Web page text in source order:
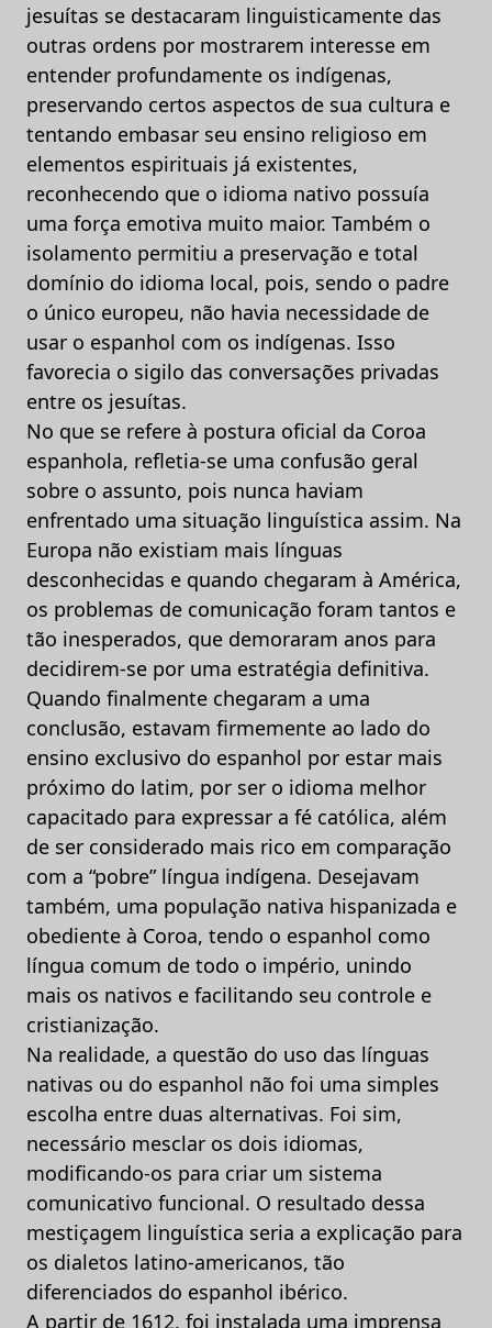
jesuítas se destacaram linguisticamente das
outras ordens por mostrarem interesse em
entender profundamente os indígenas,
preservando certos aspectos de sua cultura e
tentando embasar seu ensino religioso em
elementos espirituais já existentes,
reconhecendo que o idioma nativo possuía
uma força emotiva muito maior. Também o
isolamento permitiu a preservação e total
domínio do idioma local, pois, sendo o padre
o único europeu, não havia necessidade de
usar o espanhol com os indígenas. Isso
favorecia o sigilo das conversações privadas
entre os jesuítas.
No que se refere à postura oficial da Coroa
espanhola, refletia-se uma confusão geral
sobre o assunto, pois nunca haviam
enfrentado uma situação linguística assim. Na
Europa não existiam mais línguas
desconhecidas e quando chegaram à América,
os problemas de comunicação foram tantos e
tão inesperados, que demoraram anos para
decidirem-se por uma estratégia definitiva.
Quando finalmente chegaram a uma
conclusão, estavam firmemente ao lado do
ensino exclusivo do espanhol por estar mais
próximo do latim, por ser o idioma melhor
capacitado para expressar a fé católica, além
de ser considerado mais rico em comparação
com a “pobre” língua indígena. Desejavam
também, uma população nativa hispanizada e
obediente à Coroa, tendo o espanhol como
língua comum de todo o império, unindo
mais os nativos e facilitando seu controle e
cristianização.
Na realidade, a questão do uso das línguas
nativas ou do espanhol não foi uma simples
escolha entre duas alternativas. Foi sim,
necessário mesclar os dois idiomas,
modificando-os para criar um sistema
comunicativo funcional. O resultado dessa
mestiçagem linguística seria a explicação para
os dialetos latino-americanos, tão
diferenciados do espanhol ibérico.
A partir de 1612, foi instalada uma imprensa